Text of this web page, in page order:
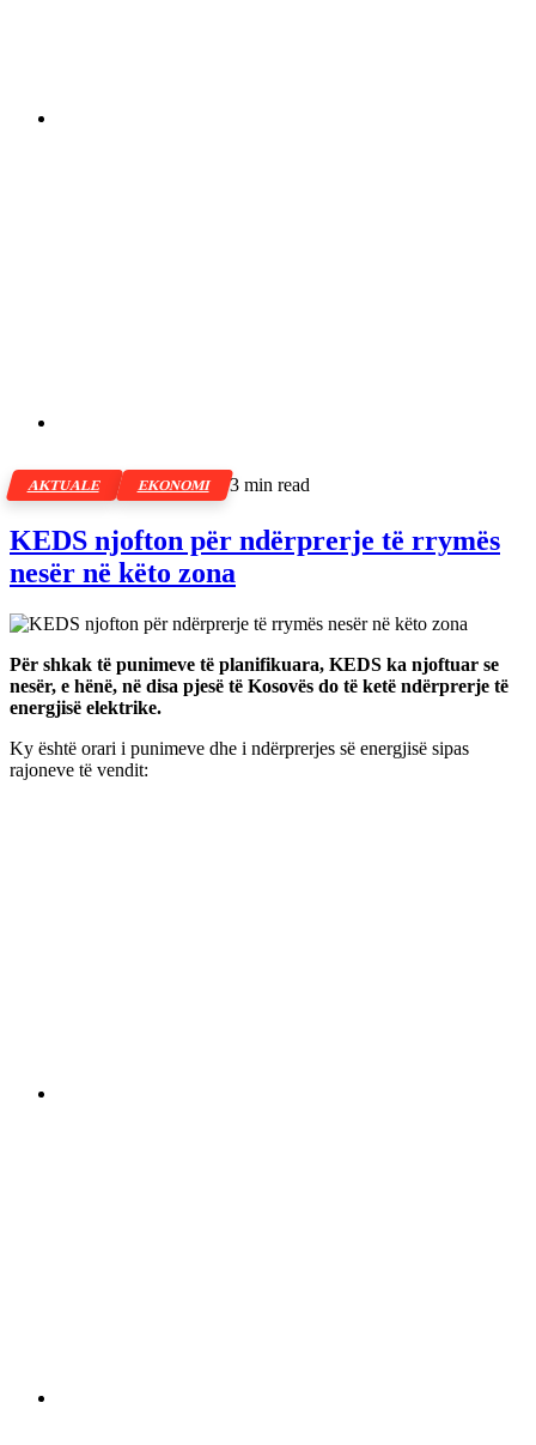
AKTUALE EKONOMI 3 min read
KEDS njofton për ndërprerje të rrymës
nesër në këto zona
Për shkak të punimeve të planifikuara, KEDS ka njoftuar se
nesër, e hënë, në disa pjesë të Kosovës do të ketë ndërprerje të
energjisë elektrike.
Ky është orari i punimeve dhe i ndërprerjes së energjisë sipas
rajoneve të vendit: